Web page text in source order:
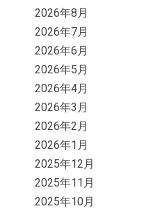
2026年8月
2026年7月
2026年6月
2026年5月
2026年4月
2026年3月
2026年2月
2026年1月
2025年12月
2025年11月
2025年10月